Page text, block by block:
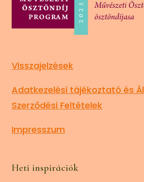
Visszajelzések
Adatkezelési tájékoztató és
Szerződési Feltételek
Impresszum
Heti inspirációk